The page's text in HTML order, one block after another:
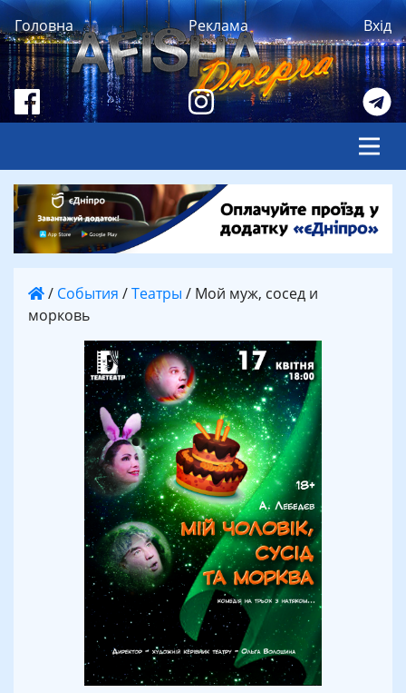
Головна Реклама Вхід
/ События /Театры / Мой муж, сосед и
морковь